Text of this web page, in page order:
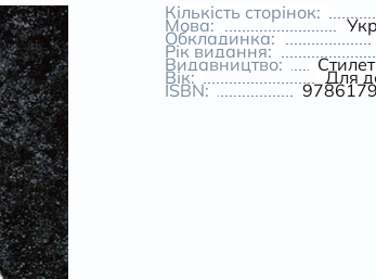
Кількість сторінок:
Мова:
Обкладинка:
Рік видання:
Видавництво: Стилет
Вік: Для
ISBN: